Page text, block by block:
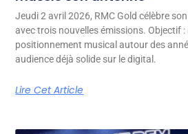
Jeudi 2 avril 2026, RMC Gold célèbre
avec trois nouvelles émissions. Objectif
positionnement musical autour des
audience déjà solide sur le digital.
Lire Cet Article